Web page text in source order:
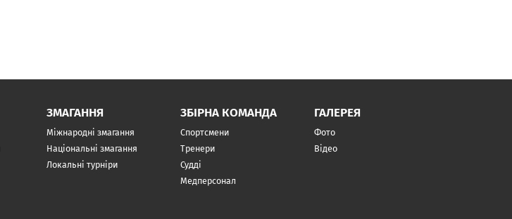
ЗМАГАННЯ
Міжнародні змагання
Національні змагання
Локальні турніри
ЗБІРНА КОМАНДА
Спортсмени
Тренери
Судді
Медперсонал
ГАЛЕРЕЯ
Фото
Відео